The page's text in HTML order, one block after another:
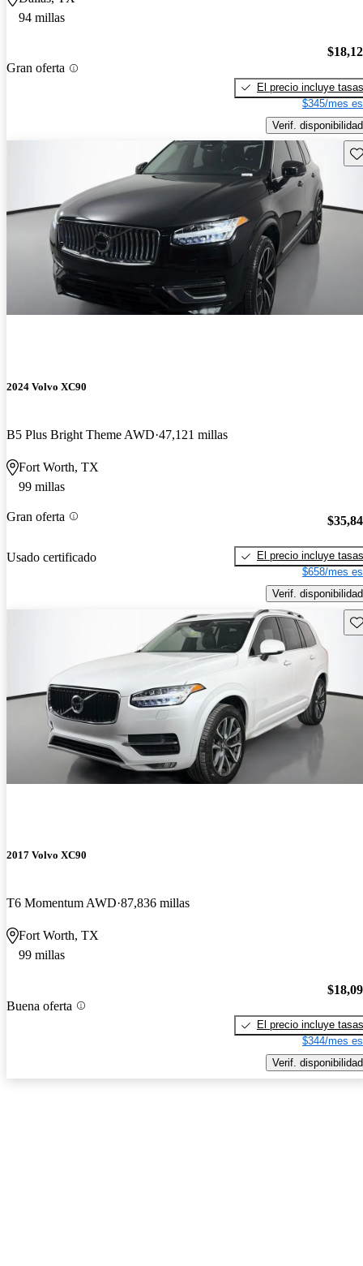
94 millas
Gran oferta
El precio incluye tasas
$345/mes
Verif. disponibilidad
2024 Volvo XC90
B5 Plus Bright Theme AWD 47,121 millas
Fort Worth, TX
99 millas
Gran oferta
Usado certificado
El precio incluye tasas
$658/mes
Verif. disponibilidad
2017 Volvo XC90
T6 Momentum AWD 87,836 millas
Fort Worth, TX
99 millas
Buena oferta
El precio incluye tasas
$344/mes
Verif. disponibilidad